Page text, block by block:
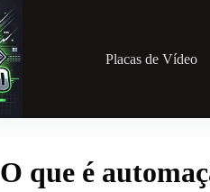
Placas de Vídeo
O que é